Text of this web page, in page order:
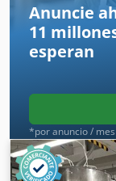
Anuncie
11
esperan
*por anuncio / mes